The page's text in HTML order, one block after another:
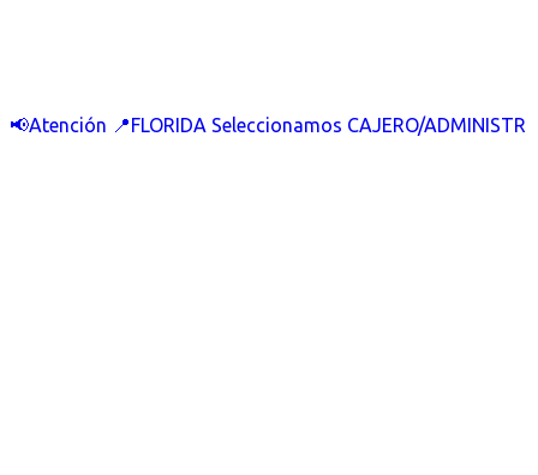
📢Atención 📍FLORIDA Seleccionamos CAJERO/ADMINISTR